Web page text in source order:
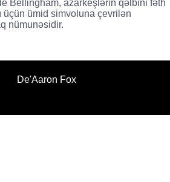
Bellingham, azarkeşlərin qəlbini fəth
üçün ümid simvoluna çevrilən
nümunəsidir.
De'Aaron Fox